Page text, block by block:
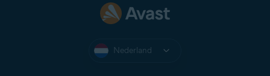
Nederland